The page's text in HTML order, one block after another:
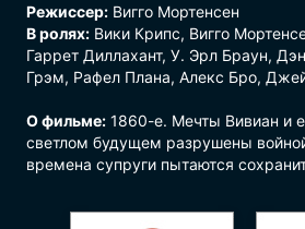
Режиссер: Вигго Мортенсен
В ролях: Вики Крипс, Вигго
Гаррет Диллахант, У. Эрл Браун,
Грэм, Рафел Плана, Алекс Бро,
О фильме: 1860-е. Мечты Вивиан и
светлом будущем разрушены
времена супруги пытаются